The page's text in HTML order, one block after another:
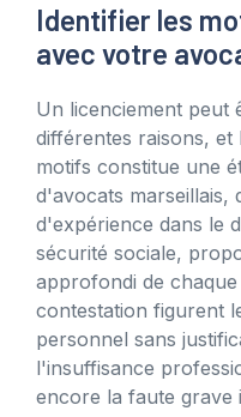
Identifier les
avec votre
Un licenciement peut
différentes raisons, et
motifs constitue une
d'avocats marseillais,
d'expérience dans le
sécurité sociale,
approfondi de
contestation figurent
personnel sans
l'insuffisance
encore la faute grave